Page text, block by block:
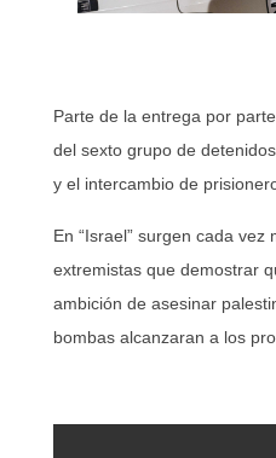
Parte de la entrega por
del sexto grupo de
y el intercambio de
En “Israel” surgen cada
extremistas que demostrar
ambición de asesinar
bombas alcanzaran a los